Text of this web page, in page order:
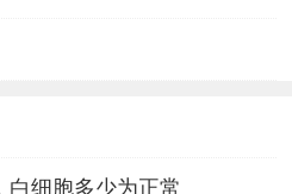
白细胞多少为正常